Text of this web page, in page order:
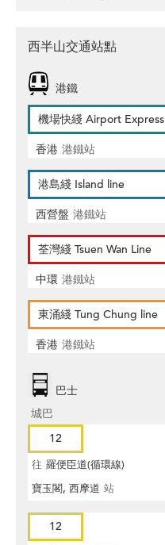
西半山交通站點
港鐵
機場快綫 Airport Express
香港 港鐵站
港島綫 Island line
西營盤 港鐵站
荃灣綫 Tsuen Wan Line
中環 港鐵站
東涌綫 Tung Chung line
香港 港鐵站
巴士
城巴
12
往 羅便臣道(循環線)
寶玉閣, 西摩道 站
12